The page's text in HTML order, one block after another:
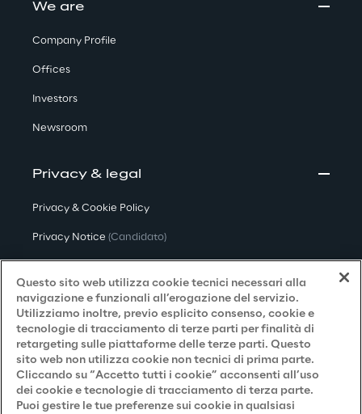
We are
Company Profile
Offices
Investors
Newsroom
Privacy & legal
Privacy & Cookie Policy
Privacy Notice (Candidato)
Privacy Notice(Fornitore)
Privacy Notice (Marketing)
Accessibilità
Questo sito web utilizza cookie tecnici necessari alla
navigazione e funzionali all’erogazione del servizio.
Utilizziamo inoltre, previo esplicito consenso, cookie e
tecnologie di tracciamento di terze parti per finalità di
retargeting sulle piattaforme delle terze parti. Questo
sito web non utilizza cookie non tecnici di prima parte.
Cliccando su “Accetto tutti i cookie” acconsenti all’uso
dei cookie e tecnologie di tracciamento di terza parte.
Puoi gestire le tue preferenze sui cookie in qualsiasi